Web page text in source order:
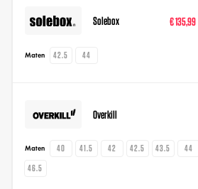
Solebox € 135,99
Maten 42.5 44
Overkill
Maten 40 41.5 42 42.5 43.5 44
46.5